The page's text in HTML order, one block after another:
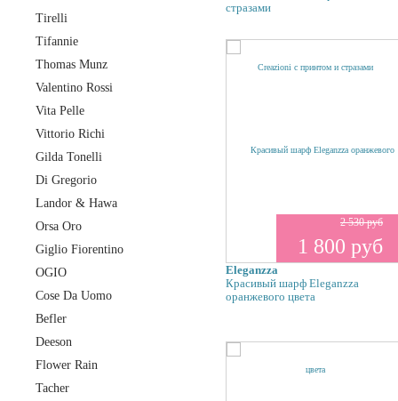
Tirelli
Tifannie
Thomas Munz
Valentino Rossi
Vita Pelle
Vittorio Richi
Gilda Tonelli
Di Gregorio
Landor & Hawa
Orsa Oro
Giglio Fiorentino
OGIO
Cose Da Uomo
Befler
Deeson
Flower Rain
Tacher
стразами
2 530 руб
1 800 руб
Eleganzza
Красивый шарф Eleganzza
оранжевого цвета